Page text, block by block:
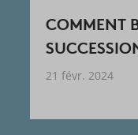
COMMENT
21 févr. 2024